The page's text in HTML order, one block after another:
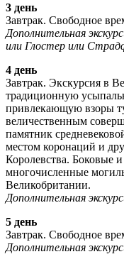
3 день
Завтрак. Свободное
Дополнительная
или Глостер или
4 день
Завтрак. Экскурсия в
традиционную
привлекающую взоры
величественным
памятник
местом коронаций и
Королевства. Боковые
многочисленные
Великобритании.
Дополнительная
5 день
Завтрак. Свободное
Дополнительная